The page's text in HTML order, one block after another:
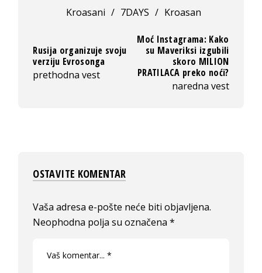
Kroasani / 7DAYS / Kroasan
Rusija organizuje svoju
verziju Evrosonga
prethodna vest
Moć Instagrama: Kako
su Maveriksi izgubili
skoro MILION
PRATILACA preko noći?
naredna vest
OSTAVITE KOMENTAR
Vaša adresa e-pošte neće biti objavljena.
Neophodna polja su označena*